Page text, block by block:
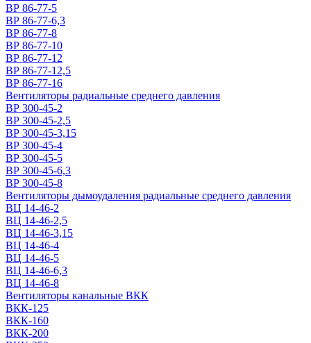
ВР 86-77-5
ВР 86-77-6,3
ВР 86-77-8
ВР 86-77-10
ВР 86-77-12
ВР 86-77-12,5
ВР 86-77-16
Вентиляторы радиальные среднего давления
ВР 300-45-2
ВР 300-45-2,5
ВР 300-45-3,15
ВР 300-45-4
ВР 300-45-5
ВР 300-45-6,3
ВР 300-45-8
Вентиляторы дымоудаления радиальные среднего давления
ВЦ 14-46-2
ВЦ 14-46-2,5
ВЦ 14-46-3,15
ВЦ 14-46-4
ВЦ 14-46-5
ВЦ 14-46-6,3
ВЦ 14-46-8
Вентиляторы канальные ВКК
ВКК-125
ВКК-160
ВКК-200